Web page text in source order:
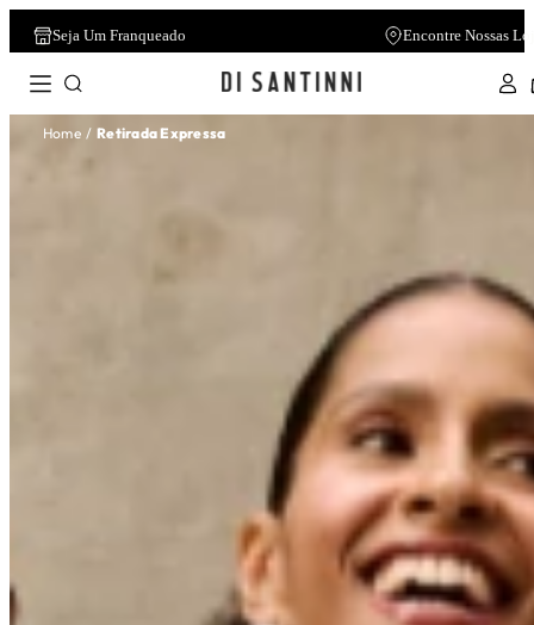
Seja Um Franqueado Encontre Nossas
Home Retirada Expressa